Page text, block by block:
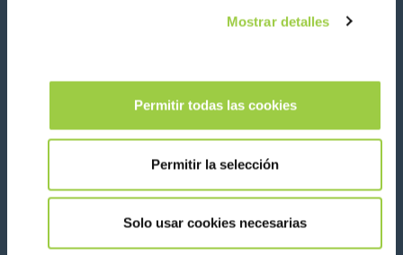
Mostrar detalles
Permitir todas las cookies
Permitir la selección
Solo usar cookies necesarias
Please
Síganos en: